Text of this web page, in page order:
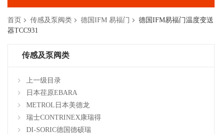
首页 传感及泵阀类 德国IFM 易福门
德国IFM易福门温度变送
器TCC931
传感及泵阀类
上一级目录
日本荏原EBARA
METROL日本美德龙
瑞士CONTRINEX康瑞得
DI-SORIC德国德硕瑞